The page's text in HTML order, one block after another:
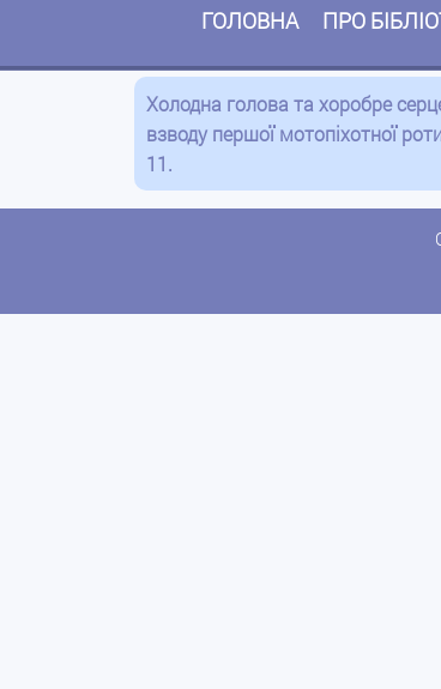
ГОЛОВНА ПРО
Холодна голова та хоробре
взводу першої мотопіхотної
11.